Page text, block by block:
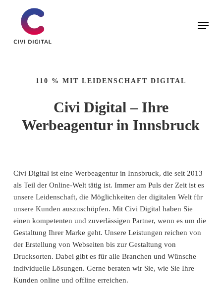
content
Menu
110 % MIT LEIDENSCHAFT DIGITAL
Civi Digital – Ihre
Werbeagentur in Innsbruck
Civi Digital ist eine Werbeagentur in Innsbruck, die seit 2013
als Teil der Online-Welt tätig ist. Immer am Puls der Zeit ist es
unsere Leidenschaft, die Möglichkeiten der digitalen Welt für
unsere Kunden auszuschöpfen. Mit Civi Digital haben Sie
einen kompetenten und zuverlässigen Partner, wenn es um die
Gestaltung Ihrer Marke geht. Unsere Leistungen reichen von
der Erstellung von Webseiten bis zur Gestaltung von
Drucksorten. Dabei gibt es für alle Branchen und Wünsche
individuelle Lösungen. Gerne beraten wir Sie, wie Sie Ihre
Kunden online und offline erreichen.